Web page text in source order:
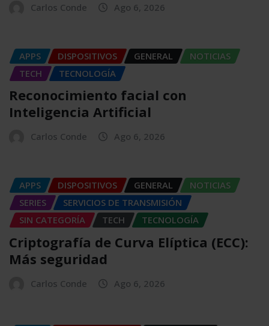
Carlos Conde Ago 6, 2026
APPS DISPOSITIVOS GENERAL
NOTICIAS
TECH
TECNOLOGÍA
Reconocimiento facial con
Inteligencia Artificial
Carlos Conde Ago 6, 2026
APPS DISPOSITIVOS GENERAL
NOTICIAS
SERIES
SERVICIOS DE TRANSMISIÓN
SIN CATEGORÍA
TECH TECNOLOGÍA
Criptografía de Curva Elíptica (ECC):
Más seguridad
Carlos Conde Ago 6, 2026